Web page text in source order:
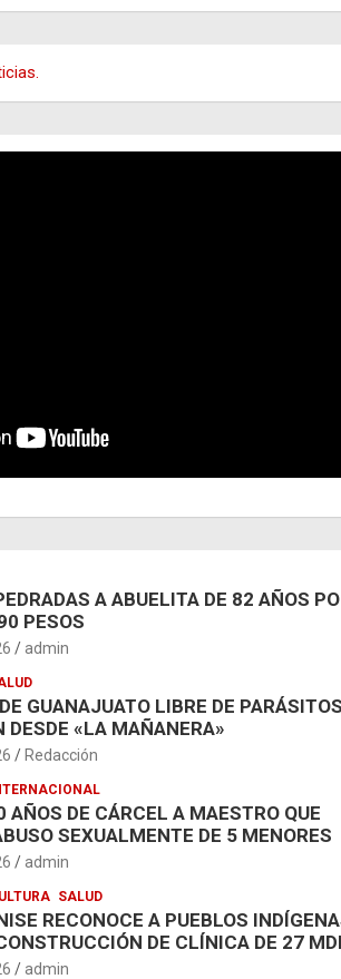
A ABUELITA DE 82 AÑOS
PESOS
admin
GUANAJUATO LIBRE DE
DESDE «LA MAÑANERA»
Redacción
AÑOS DE CÁRCEL A MAESTRO QUE
SEXUALMENTE DE 5 MENORES
admin
SALUD
RECONOCE A PUEBLOS
DE CLÍNICA DE 27
admin